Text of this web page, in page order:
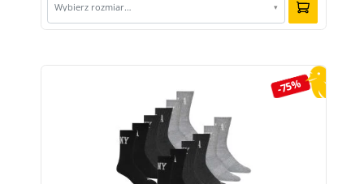
Wybierz rozmiar… ▾
-75%